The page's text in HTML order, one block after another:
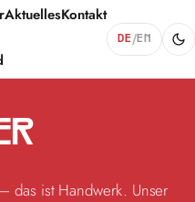
AktuellesKontakt
DE/EN
das ist Handwerk. Unser